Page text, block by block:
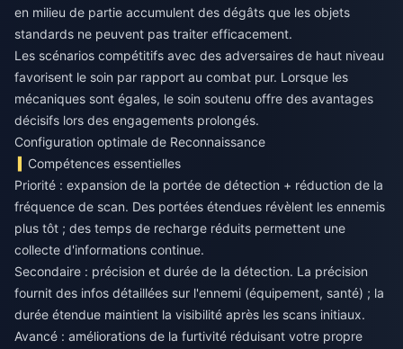
en milieu de partie accumulent des dégâts que les objets
standards ne peuvent pas traiter efficacement.
Les scénarios compétitifs avec des adversaires de haut niveau
favorisent le soin par rapport au combat pur. Lorsque les
mécaniques sont égales, le soin soutenu offre des avantages
décisifs lors des engagements prolongés.
Configuration optimale de Reconnaissance
Compétences essentielles
Priorité : expansion de la portée de détection + réduction de la
fréquence de scan. Des portées étendues révèlent les ennemis
plus tôt ; des temps de recharge réduits permettent une
collecte d'informations continue.
Secondaire : précision et durée de la détection. La précision
fournit des infos détaillées sur l'ennemi (équipement, santé) ; la
durée étendue maintient la visibilité après les scans initiaux.
Avancé : améliorations de la furtivité réduisant votre propre